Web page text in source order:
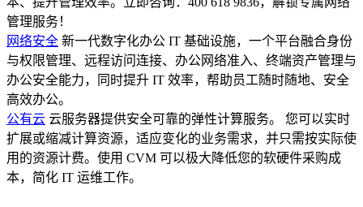
管理服务！
网络安全 新一代数字化办公 IT 基础设施，一个平台融合身份
与权限管理、远程访问连接、办公网络准入、终端资产管理与
办公安全能力，同时提升 IT 效率，帮助员工随时随地、安全
高效办公。
公有云 云服务器提供安全可靠的弹性计算服务。 您可以实时
扩展或缩减计算资源，适应变化的业务需求，并只需按实际使
用的资源计费。使用 CVM 可以极大降低您的软硬件采购成
本，简化 IT 运维工作。